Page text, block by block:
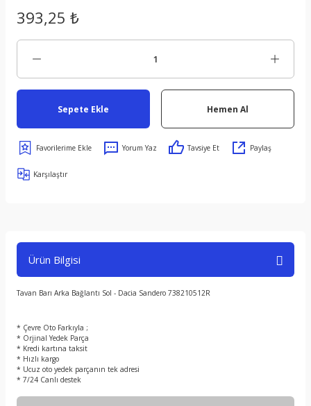
393,25 ₺
Sepete Ekle Hemen Al
Yorum Yaz Tavsiye Et Paylaş
Karşılaştır
Ürün Bilgisi
Tavan Barı Arka Bağlantı Sol - Dacia Sandero 738210512R
* Çevre Oto Farkıyla ;
* Orjinal Yedek Parça
* Kredi kartına taksit
* Hızlı kargo
* Ucuz oto yedek parçanın tek adresi
* 7/24 Canlı destek